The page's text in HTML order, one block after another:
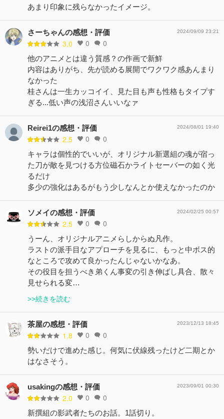
あまり印象に残らなかったイメージ。
さーちゃんの感想・評価
3.0 0 0
2024/09/09 23:21
他のアニメとは違う質感？の作画で新鮮
内容はありがち、先が読める展開でワクワク感あんまり
なかった
桂さんは一生カッコイイ、見た目も声も性格もタイプす
ぎる...低い声の浅沼さんいいなァ
Reirei1の感想・評価
2.5 0 0
2024/08/01 19:40
キャラは個性的でいいが、オリジナル新選組の魂が宿っ
た刀が敵を見つける方位磁石かライトセーバーの如く光
るだけ
多少の強化はあるがもう少しなんとか使えなかったのか
ソメイの感想・評価
2.5 0 0
2024/02/25 00:57
うーん、オリジナルアニメらしからぬ凡作。
ラストの派手目なアプローチを見るに、もっと中ボス的
なところで攻めて良かったんじゃないかなあ。
その役目を担うべき弟くん事変の引き伸ばし具合、散々
見せられる変…
>>続きを読む
茶屋の感想・評価
1.8 0 0
2023/12/13 18:45
勢いだけで進めた感じ。何気に伏線残ったけど二期とか
はなさそう。
usakingの感想・評価
2.0 0 0
2023/09/01 00:30
新撰組の影武者たちのお話。1話切り。